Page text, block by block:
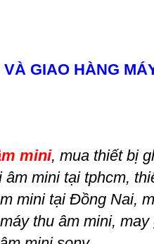
GIAO HÀNG
mini, mua thiết bị
mini tại tphcm,
mini tại Đồng Nai,
thu âm mini,